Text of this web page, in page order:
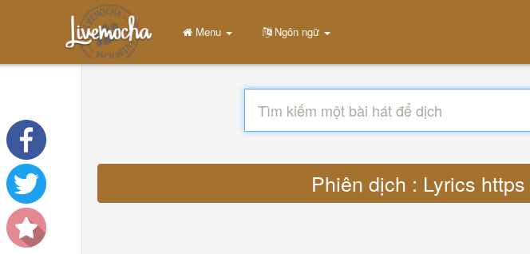
Menu Ngôn ngữ
Phiên dịch : Lyrics